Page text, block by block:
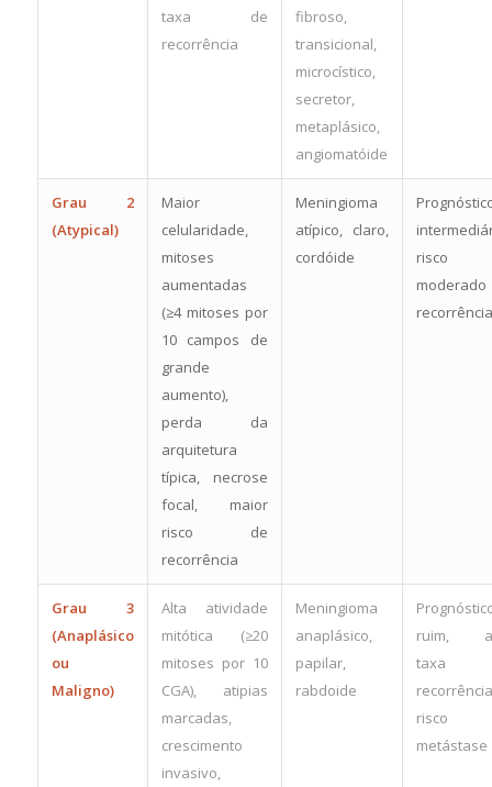
taxa de
recorrência
fibroso,
transicional,
microcístico,
secretor,
metaplásico,
angiomatóide
Grau 2
(Atypical)
Maior
celularidade,
mitoses
aumentadas
(≥4 mitoses por
10 campos de
grande
aumento),
perda da
arquitetura
típica, necrose
focal, maior
risco de
recorrência
Meningioma
atípico, claro,
cordóide
risco
moderado
recorrência
Grau 3
(Anaplásico
ou
Maligno)
Alta atividade
mitótica (≥20
mitoses por 10
CGA), atipias
marcadas,
crescimento
invasivo,
Meningioma
anaplásico,
papilar,
rabdoide
ruim,
taxa
risco
metástase